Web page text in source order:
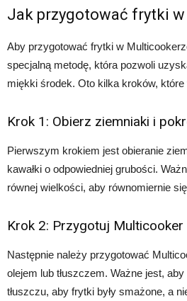
Jak przygotować frytki
Aby przygotować frytki w
specjalną metodę, która pozwoli
miękki środek. Oto kilka kroków, które
Krok 1: Obierz ziemniaki i
Pierwszym krokiem jest obieranie
kawałki o odpowiedniej grubości.
równej wielkości, aby równomiernie
Krok 2: Przygotuj Multicooker
Następnie należy przygotować
olejem lub tłuszczem. Ważne jest,
tłuszczu, aby frytki były smażone, a